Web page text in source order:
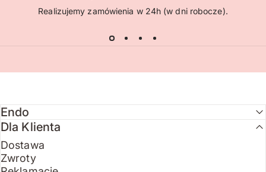
Realizujemy zamówienia w 24h (w dni robocze).
Endo
Dla Klienta
Dostawa
Zwroty